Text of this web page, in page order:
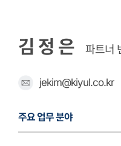
김정은 파트너
jekim@kiyul.co.kr
주요 업무 분야